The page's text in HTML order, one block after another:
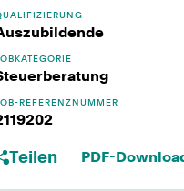
REFERENZNUMMER
Teilen PDF-